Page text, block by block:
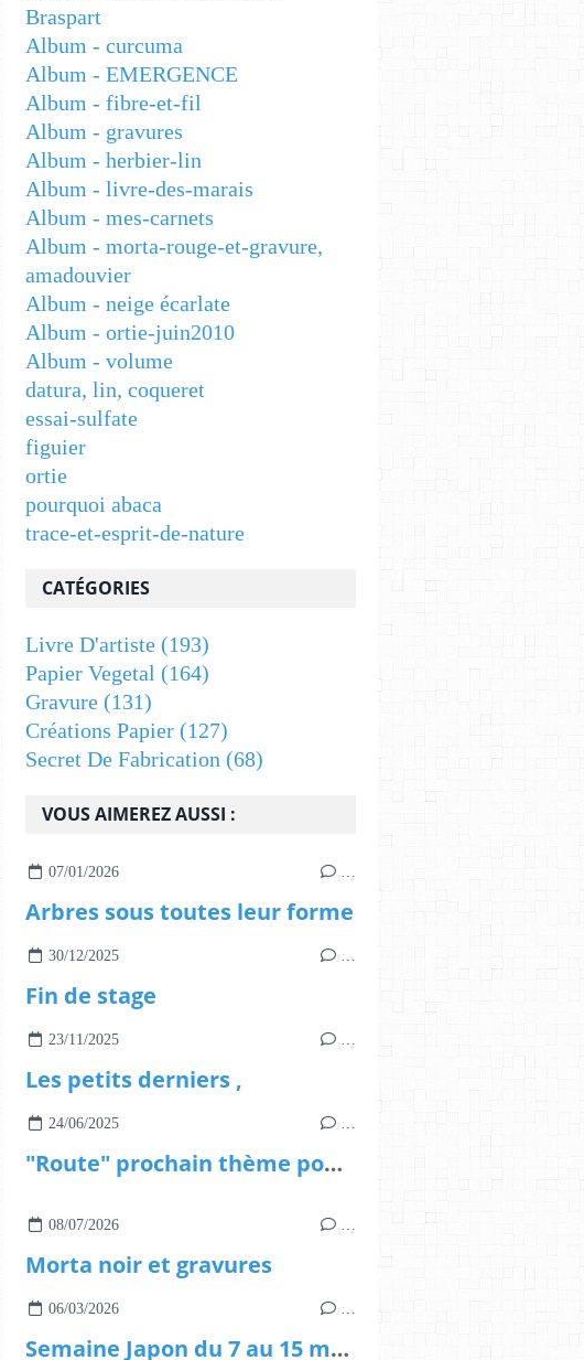
VOUS AIMEREZ AUSSI :
07/01/2026 …
Arbres sous toutes leur forme
30/12/2025 …
Fin de stage
23/11/2025 …
Les petits derniers ,
24/06/2025 …
"Route" prochain thème pour le salon anima libri de 2026
08/07/2026 …
Morta noir et gravures
06/03/2026 …
Semaine Japon du 7 au 15 mars et voir plus
Braspart
Album - curcuma
Album - EMERGENCE
Album - fibre-et-fil
Album - gravures
Album - herbier-lin
Album - livre-des-marais
Album - mes-carnets
Album - morta-rouge-et-gravure,
amadouvier
Album - neige écarlate
Album - ortie-juin2010
Album - volume
datura, lin, coqueret
essai-sulfate
figuier
ortie
pourquoi abaca
trace-et-esprit-de-nature
CATÉGORIES
Livre D'artiste (193)
Papier Vegetal (164)
Gravure (131)
Créations Papier (127)
Secret De Fabrication (68)